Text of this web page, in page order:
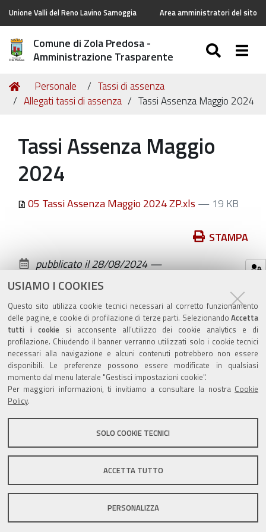
USIAMO I COOKIES
Questo sito utilizza cookie tecnici necessari al corretto funzionamento
delle pagine, e cookie di profilazione di terze parti. Selezionando Accetta
tutti i cookiesi acconsente all’utilizzo dei cookie analytics e di
profilazione. Chiudendo il banner verranno utilizzati solo i cookie tecnici
necessari alla navigazione e alcuni contenuti potrebbero non essere
disponibili. Le preferenze possono essere modificate in qualsiasi
momento dal menu laterale "Gestisci impostazioni cookie".
Per maggiori informazioni, ti invitiamo a consultare la nostra Cookie
Policy.
SOLO COOKIE TECNICI
ACCETTA TUTTO
PERSONALIZZA
Unione Valli del Reno Lavino Samoggia Area amministratori del sito
Comune di Zola Predosa -
Amministrazione Trasparente
Tu
sei
Home
Personale
Tassi di assenza
Allegati tassi di assenza
Tassi Assenza Maggio 2024
Tassi Assenza Maggio
2024
05 Tassi Assenza Maggio 2024 ZP.xls — 19 KB
documento
STAMPA
pubblicato il28/08/2024—
ultima modifica 28/08/2024
Valuta questo sito
Sito istituzionale Comune di Zola Predosa
Privacy policy|DPO|Accessibilità